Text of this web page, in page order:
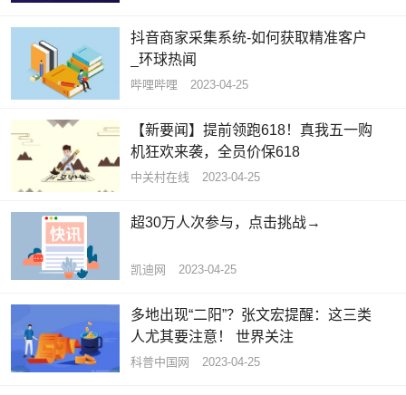
抖音商家采集系统-如何获取精准客户
_环球热闻
哔哩哔哩 2023-04-25
【新要闻】提前领跑618！真我五一购
机狂欢来袭，全员价保618
中关村在线 2023-04-25
超30万人次参与，点击挑战→
凯迪网 2023-04-25
多地出现“二阳”？张文宏提醒：这三类
人尤其要注意！ 世界关注
科普中国网 2023-04-25